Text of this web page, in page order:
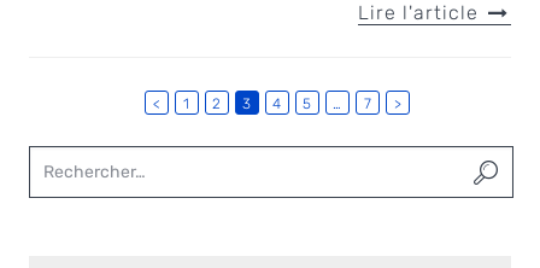
Lire l'article
< 1 2 3 4 5 … 7 >